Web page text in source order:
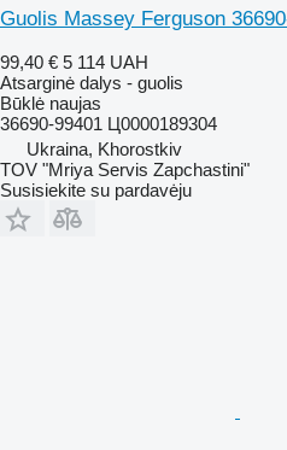
Guolis Massey Ferguson
99,40 € 5 114 UAH
Atsarginė dalys - guolis
Būklė naujas
36690-99401 Ц0000189304
Ukraina, Khorostkiv
TOV "Mriya Servis Zapchastini"
Susisiekite su pardavėju